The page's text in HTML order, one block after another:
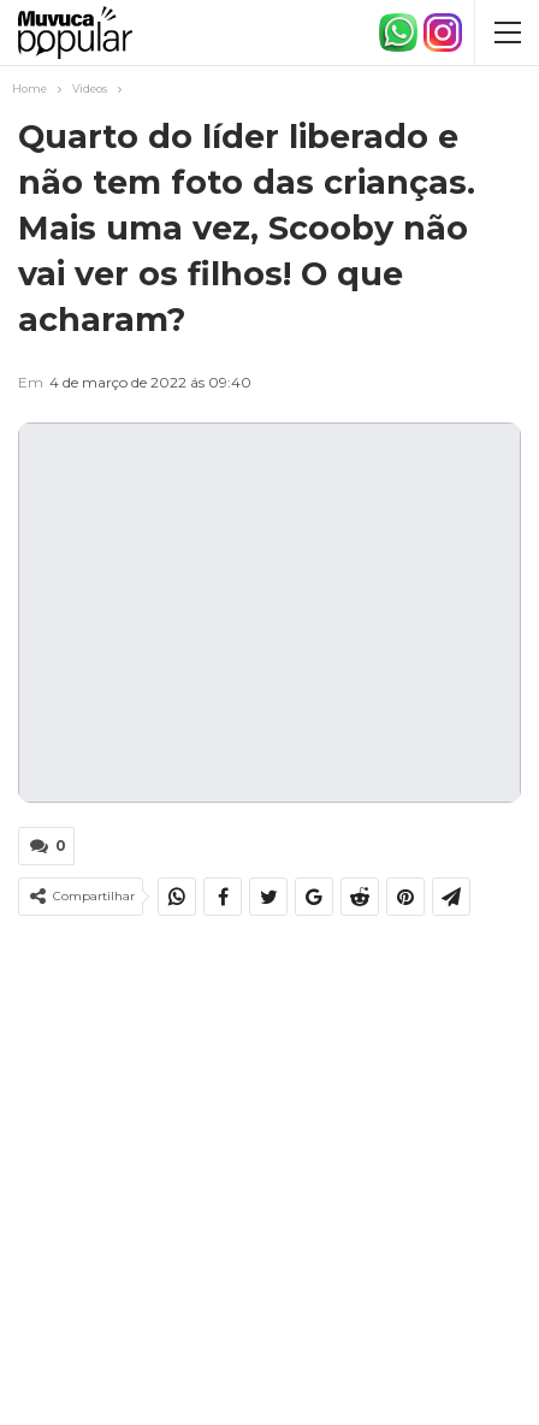
Home Videos
Quarto do líder liberado e
não tem foto das crianças.
Mais uma vez, Scooby não
vai ver os filhos! O que
acharam?
Em 4 de março de 2022 ás 09:40
0
Compartilhar